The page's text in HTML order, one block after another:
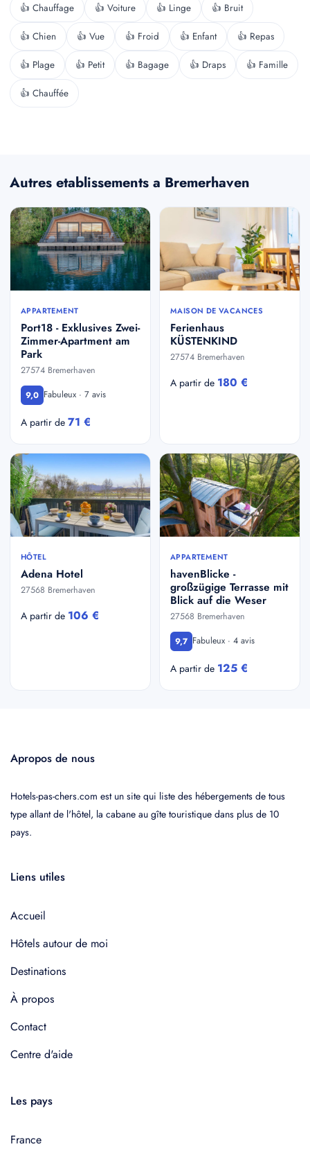
👍 Chauffage 👍 Voiture 👍 Linge 👍 Bruit
👍 Chien 👍 Vue 👍 Froid 👍 Enfant 👍 Repas
👍 Plage 👍 Petit 👍 Bagage 👍 Draps 👍 Famille
👍 Chauffée
Autres etablissements a Bremerhaven
APPARTEMENT
Port18 - Exklusives Zwei-
Zimmer-Apartment am
Park
27574 Bremerhaven
9,0 Fabuleux · 7 avis
A partir de 71 €
MAISON DE VACANCES
Ferienhaus
KÜSTENKIND
27574 Bremerhaven
A partir de 180 €
HÔTEL
Adena Hotel
27568 Bremerhaven
A partir de 106 €
APPARTEMENT
havenBlicke -
großzügige Terrasse mit
Blick auf die Weser
27568 Bremerhaven
9,7 Fabuleux · 4 avis
A partir de 125 €
Apropos de nous
Hotels-pas-chers.com est un site qui liste des hébergements de tous
type allant de l'hôtel, la cabane au gîte touristique dans plus de 10
pays.
Liens utiles
Accueil
Hôtels autour de moi
Destinations
À propos
Contact
Centre d'aide
Les pays
France